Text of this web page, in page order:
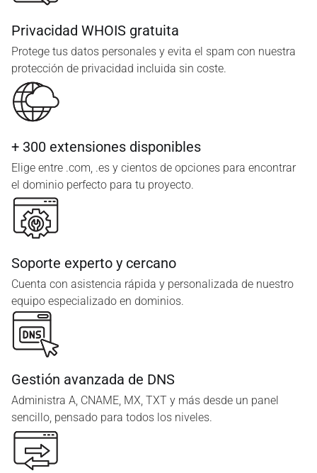
Privacidad WHOIS gratuita
Protege tus datos personales y evita el spam con nuestra
protección de privacidad incluida sin coste.
+ 300 extensiones disponibles
Elige entre .com, .es y cientos de opciones para encontrar
el dominio perfecto para tu proyecto.
Soporte experto y cercano
Cuenta con asistencia rápida y personalizada de nuestro
equipo especializado en dominios.
Gestión avanzada de DNS
Administra A, CNAME, MX, TXT y más desde un panel
sencillo, pensado para todos los niveles.